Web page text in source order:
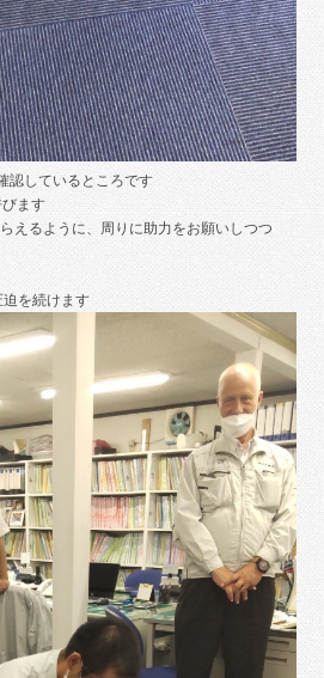
認しているところです
ます
えるように、周りに助力をお願いしつつ
を続けます